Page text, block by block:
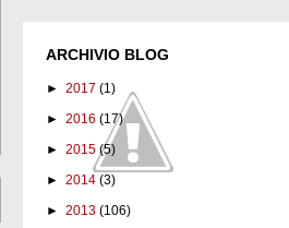
ARCHIVIO BLOG
► 2017 (1)
► 2016 (17)
► 2015 (5)
► 2014 (3)
► 2013 (106)